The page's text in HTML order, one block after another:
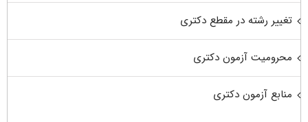
تغییر رشته در مقطع دکتری
محرومیت آزمون دکتری
منابع آزمون دکتری